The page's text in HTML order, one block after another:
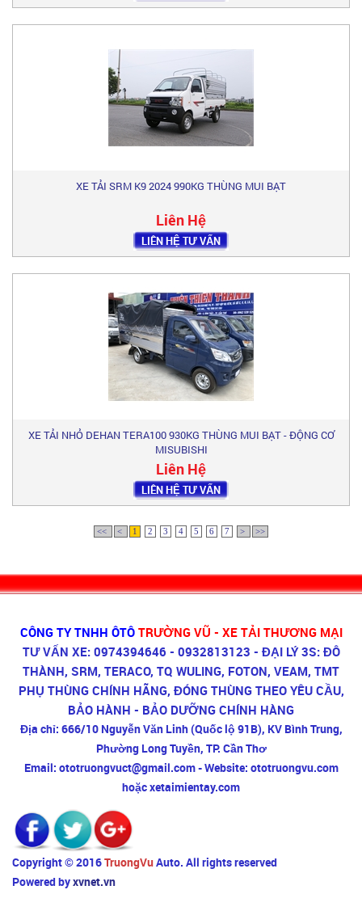
XE TẢI SRM K9 2024 990KG THÙNG MUI BẠT
Liên Hệ
LIÊN HỆ TƯ VẤN
XE TẢI NHỎ DEHAN TERA100 930KG THÙNG MUI BẠT - ĐỘNG CƠ
MISUBISHI
Liên Hệ
LIÊN HỆ TƯ VẤN
<< < 1 2 3 4 5 6 7 > >>
CÔNG TY TNHH ÔTÔ TRƯỜNG VŨ - XE TẢI THƯƠNG MẠI
TƯ VẤN XE: 0974394646 - 0932813123 - ĐẠI LÝ 3S: ĐÔ
THÀNH, SRM, TERACO, TQ WULING, FOTON, VEAM, TMT
PHỤ THÙNG CHÍNH HÃNG, ĐÓNG THÙNG THEO YÊU CẦU,
BẢO HÀNH - BẢO DƯỠNG CHÍNH HÀNG
Địa chỉ: 666/10 Nguyễn Văn Linh (Quốc lộ 91B), KV Bình Trung,
Phường Long Tuyền, TP. Cần Thơ
Email: ototruongvuct@gmail.com -Website: ototruongvu.com
hoặc xetaimientay.com
Copyright © 2016TruongVuAuto. All rights reserved
Powered byxvnet.vn